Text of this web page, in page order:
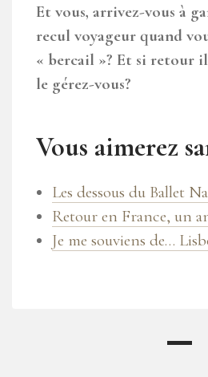
Et vous, arrivez-vous à
recul voyageur quand
« bercail »? Et si retour
le gérez-vous?
Vous aimerez
Les dessous du Ballet
Retour en France, un
Je me souviens de…